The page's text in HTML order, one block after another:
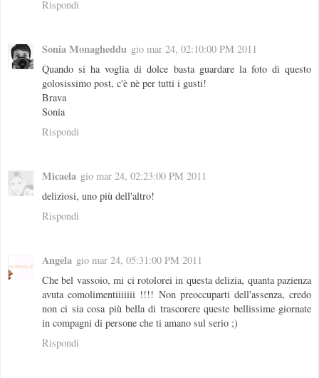
Rispondi
Sonia Monagheddu gio mar 24, 02:10:00 PM 2011
Quando si ha voglia di dolce basta guardare la foto di questo
golosissimo post, c'è nè per tutti i gusti!
Brava
Sonia
Rispondi
Micaela gio mar 24, 02:23:00 PM 2011
deliziosi, uno più dell'altro!
Rispondi
Angela gio mar 24, 05:31:00 PM 2011
Che bel vassoio, mi ci rotolorei in questa delizia, quanta pazienza
avuta comolimentiiiiiii !!!! Non preoccuparti dell'assenza, credo
non ci sia cosa più bella di trascorere queste bellissime giornate
in compagni di persone che ti amano sul serio ;)
Rispondi